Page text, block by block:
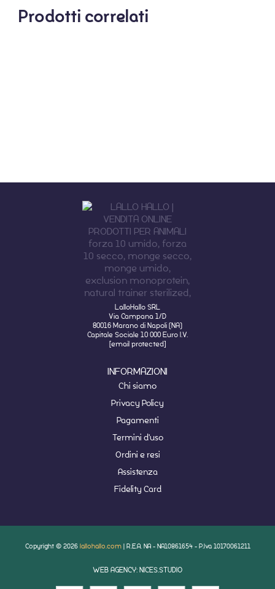
Prodotti correlati
LalloHallo SRL
Via Campana 1/D
80016 Marano di Napoli (NA)
Capitale Sociale 10 000 Euro I.V.
[email protected]
INFORMAZIONI
Chi siamo
Privacy Policy
Pagamenti
Termini d'uso
Ordini e resi
Assistenza
Fidelity Card
Copyright © 2026 lallohallo.com | R.E.A. NA - NA10861654 - P.Iva 10170061211
WEB AGENCY: NICES.STUDIO